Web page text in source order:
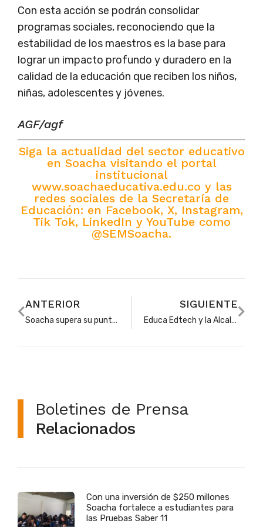
Con esta acción se podrán consolidar
programas sociales, reconociendo que la
estabilidad de los maestros es la base para
lograr un impacto profundo y duradero en la
calidad de la educación que reciben los niños,
niñas, adolescentes y jóvenes.
AGF/agf
Siga la actualidad del sector educativo
en Soacha visitando el portal
institucional
www.soachaeducativa.edu.co y las
redes sociales de la Secretaría de
Educación: en Facebook, X, Instagram,
Tik Tok, LinkedIn y YouTube como
@SEMSoacha.
ANTERIOR
Soacha supera su puntaje histórico en las Pruebas Saber 11 y se consolida como referente nacional
SIGUIENTE
Educa Edtech y la Alcaldía de Soacha impulsan la educación superior con 100 becas en pregrados y posgrados
Boletines de Prensa
Relacionados
Con una inversión de $250 millones
Soacha fortalece a estudiantes para
las Pruebas Saber 11